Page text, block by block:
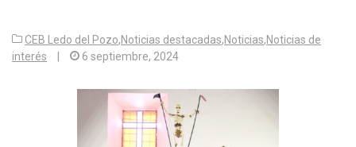
CEB Ledo del Pozo,Noticias destacadas,Noticias,Noticias de
interés
| 6 septiembre, 2024